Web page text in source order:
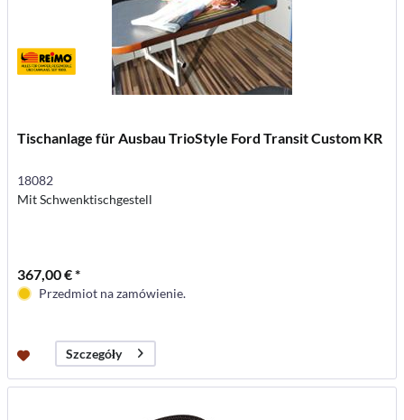
Tischanlage für Ausbau TrioStyle Ford Transit Custom KR
18082
Mit Schwenktischgestell
367,00 € *
Przedmiot na zamówienie.
Szczegóły